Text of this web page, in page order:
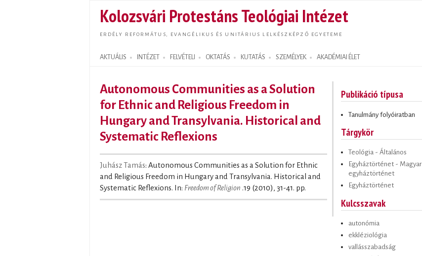
tartalomra
Kolozsvári Protestáns Teológiai Intézet
ERDÉLY REFORMÁTUS, EVANGÉLIKUS ÉS UNITÁRIUS LELKÉSZKÉPZŐ EGYETEME
AKTUÁLIS INTÉZET FELVÉTELI OKTATÁS KUTATÁS SZEMÉLYEK AKADÉMIAI ÉLET
Search form
Autonomous Communities as a Solution
for Ethnic and Religious Freedom in
Hungary and Transylvania. Historical and
Systematic Reflexions
Juhász Tamás: Autonomous Communities as a Solution for Ethnic
and Religious Freedom in Hungary and Transylvania. Historical and
Systematic Reflexions. In: Freedom of Religion .19 (2010), 31-41. pp.
Publikáció típusa
Tanulmány folyóiratban
Tárgykör
Teológia - Általános
Egyháztörténet - Magyar
egyháztörténet
Egyháztörténet
Kulcsszavak
autonómia
ekkléziológia
vallásszabadság